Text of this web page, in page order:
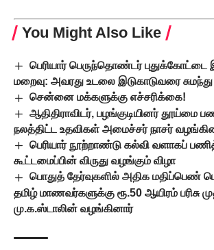
You Might Also Like
பெரியார் பெருந்தொண்டர்
மறைவு: அவரது உடலை இடுகாடுவரை
சென்னை மக்களுக்கு எச்சரிக்கை!
ஆதிதிராவிடர், பழங்குடியினர் தூய்மை
நலத்திட்ட உதவிகள் அமைச்சர் நாசர்
பெரியார் நூற்றாண்டு கல்வி வளாகப்
கூட்டமைப்பின் விருது வழங்கும் விழா
பொதுத் தேர்வுகளில் அதிக மதிப்பெண்
தமிழ் மாணவர்களுக்கு ரூ.50 ஆயிரம் பரிசு
மு.க.ஸ்டாலின் வழங்கினார்